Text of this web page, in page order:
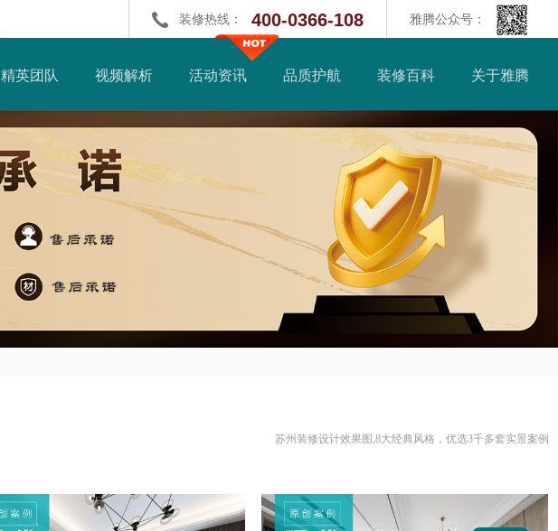
雅腾公众号：
装修热线： 400-0366-108
精英团队 视频解析 活动资讯 品质护航 装修百科 关于雅腾
苏州装修设计效果图,8大经典风格，优选3千多套实景案例